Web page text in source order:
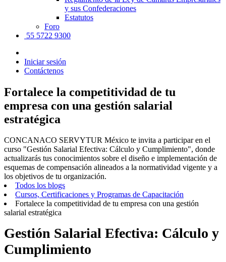
y sus Confederaciones
Estatutos
Foro
55 5722 9300
Iniciar sesión
Contáctenos
Fortalece la competitividad de tu
empresa con una gestión salarial
estratégica
CONCANACO SERVYTUR México te invita a participar en el
curso "Gestión Salarial Efectiva: Cálculo y Cumplimiento", donde
actualizarás tus conocimientos sobre el diseño e implementación de
esquemas de compensación alineados a la normatividad vigente y a
los objetivos de tu organización.
Todos los blogs
Cursos, Certificaciones y Programas de Capacitación
Fortalece la competitividad de tu empresa con una gestión
salarial estratégica
Gestión Salarial Efectiva: Cálculo y
Cumplimiento